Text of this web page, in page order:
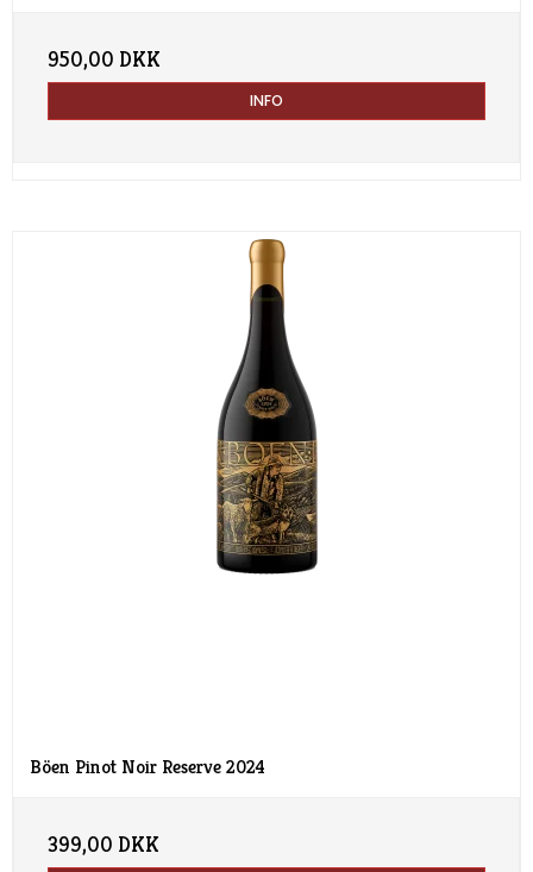
950,00 DKK
INFO
Böen Pinot Noir Reserve 2024
399,00 DKK